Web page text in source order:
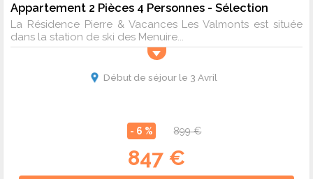
Appartement 2 Pièces 4 Personnes - Sélection
La Résidence Pierre & Vacances Les Valmonts est située
dans la station de ski des Menuire...
Début de séjour le 3 Avril
- 6 % 899 €
847 €